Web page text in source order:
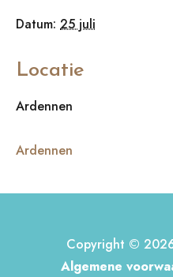
Datum: 25 juli
Locatie
Ardennen
Ardennen
Copyright ©
Algemene